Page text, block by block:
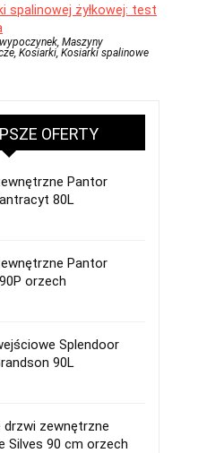
spalinowej żyłkowej: test
Maszyny
Kosiarki, Kosiarki spalinowe
OFERTY
Pantor
80L
Pantor
orzech
Splendoor
90L
drzwi zewnętrzne
Silves 90 cm orzech